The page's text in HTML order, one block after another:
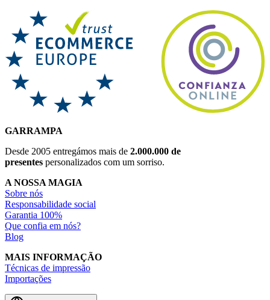
GARRAMPA
Desde 2005 entregámos mais de 2.000.000 de
presentes personalizados com um sorriso.
A NOSSA MAGIA
Sobre nós
Responsabilidade social
Garantia 100%
Que confia em nós?
Blog
MAIS INFORMAÇÃO
Técnicas de impressão
Importações